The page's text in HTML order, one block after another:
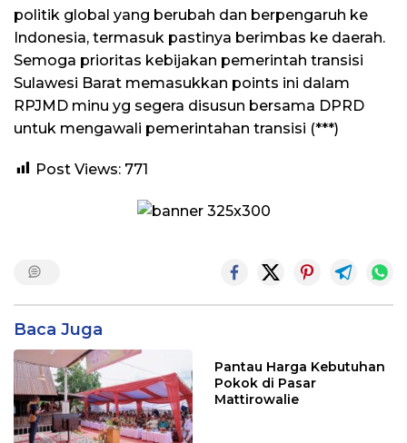
politik global yang berubah dan berpengaruh ke
Indonesia, termasuk pastinya berimbas ke daerah.
Semoga prioritas kebijakan pemerintah transisi
Sulawesi Barat memasukkan points ini dalam
RPJMD minu yg segera disusun bersama DPRD
untuk mengawali pemerintahan transisi (***)
Post Views: 771
Baca Juga
Pantau Harga Kebutuhan
Pokok di Pasar
Mattirowalie